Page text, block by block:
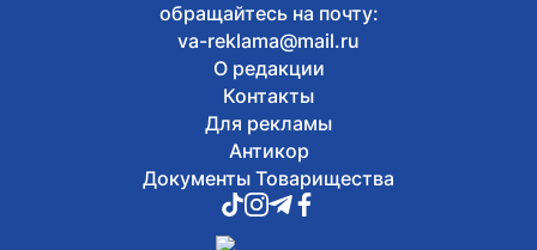
обращайтесь на почту:
va-reklama@mail.ru
О редакции
Контакты
Для рекламы
Антикор
Документы Товарищества